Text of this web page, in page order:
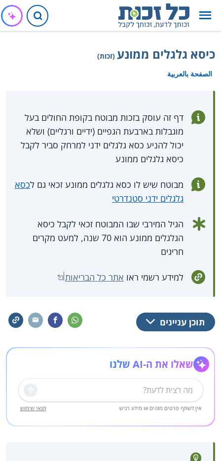
כיסא גלגלים ממונע (זכות)
الصفحة بالعربية
דף זה עוסק בזכות מבוטח בקופת החולים בעל
מוגבלות בארבעת הגפיים (ידיים ורגליים) ושלא
יכול להניע כסא גלגלים ידני למרחק סביר לקבל
כיסא גלגלים ממונע
מבוטח שיש לו כסא גלגלים ממונע זכאי גם לכסא
גלגלים ידני סטנדרטי
הגיל המירבי שבו המבוטח זכאי לקבל כיסא
הגלגלים ממונע הוא 70 שנה, למעט מקרים
חריגים
למידע רשמי ראו אתר כל הבריאות
תוכן עניינים
שאלו את ה-AI שלנו
שליחה
אין לשתף פרטים מזהים או מידע רגיש תנאי שימוש